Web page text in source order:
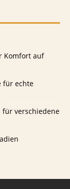
Komfort auf
für echte
für verschiedene